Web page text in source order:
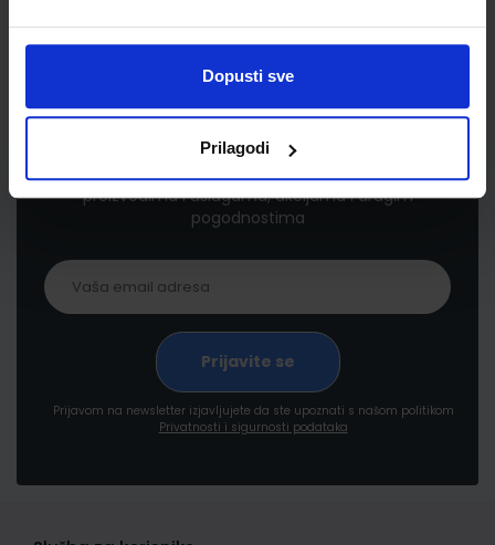
Dopusti sve
Prilagodi
Newsletter prijava
Prijavite se kako bi primali informacije o novim
proizvodima i uslugama, akcijama i drugim
pogodnostima
Prijavom na newsletter izjavljujete da ste upoznati s našom politikom
Privatnosti i sigurnosti podataka